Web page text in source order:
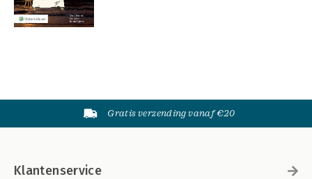
Gratis verzending vanaf €20
Klantenservice